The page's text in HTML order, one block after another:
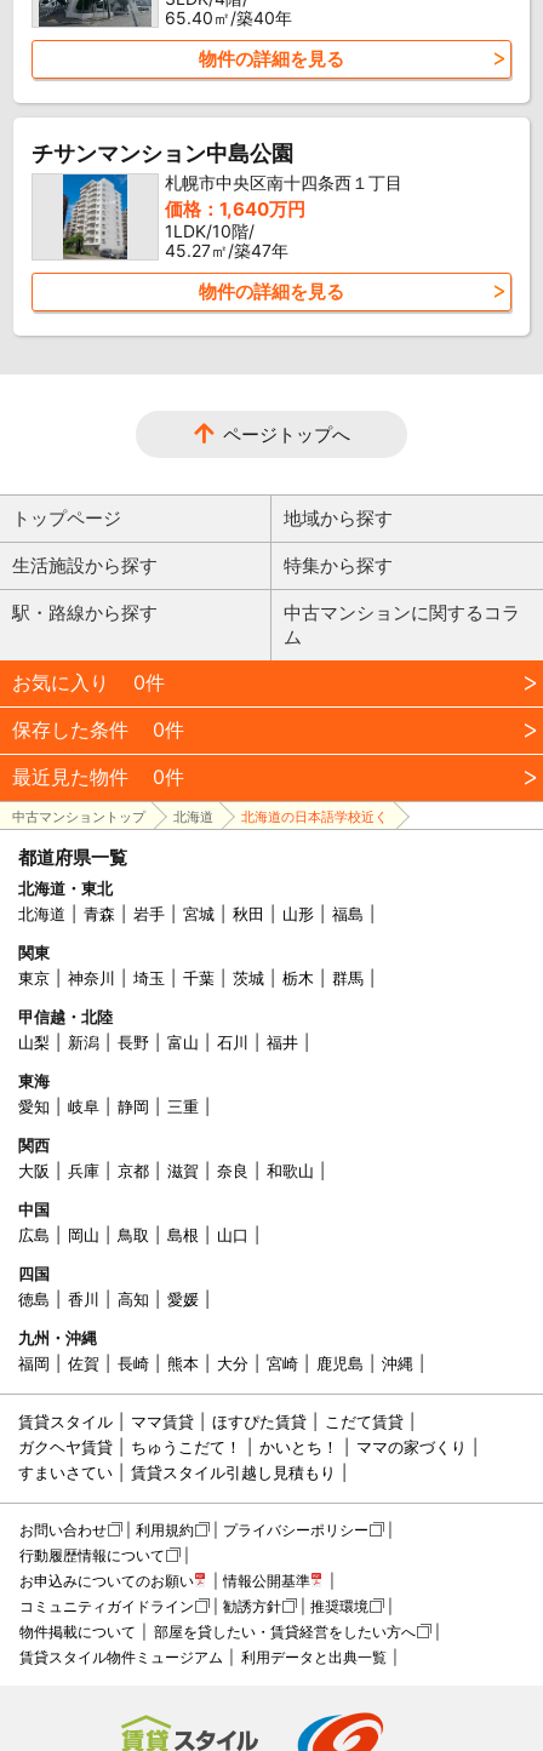
65.40㎡/築40年
物件の詳細を見る
チサンマンション中島公園
札幌市中央区南十四条西１丁目
価格：1,640万円
1LDK/10階/
45.27㎡/築47年
物件の詳細を見る
ページトップへ
トップページ 地域から探す
生活施設から探す 特集から探す
駅・路線から探す
中古マンションに関するコラ
ム
お気に入り
0件
保存した条件
0件
最近見た物件
0件
中古マンショントップ 北海道 北海道の日本語学校近く
都道府県一覧
北海道・東北
北海道
青森 岩手 宮城 秋田 山形
福島
関東
東京
神奈川 埼玉 千葉 茨城 栃木
群馬
甲信越・北陸
山梨
新潟 長野 富山 石川
福井
東海
愛知
岐阜 静岡
三重
関西
大阪
兵庫 京都 滋賀 奈良
和歌山
中国
広島
岡山 鳥取 島根
山口
四国
徳島
香川 高知
愛媛
九州・沖縄
福岡
佐賀 長崎 熊本 大分 宮崎 鹿児島 沖縄
賃貸スタイル ママ賃貸 ほすぴた賃貸
こだて賃貸
ガクヘヤ賃貸
ちゅうこだて！ かいとち！
ママの家づくり
すまいさてい
賃貸スタイル引越し見積もり
お問い合わせ 利用規約
プライバシーポリシー
行動履歴情報について
お申込みについてのお願い
情報公開基準
コミュニティガイドライン
勧誘方針
推奨環境
物件掲載について
部屋を貸したい・賃貸経営をしたい方へ
賃貸スタイル物件ミュージアム
利用データと出典一覧